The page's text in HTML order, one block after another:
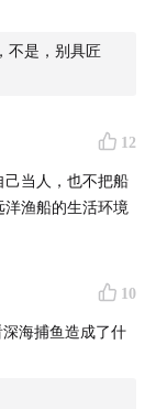
不是，别具匠
12
当人，也不把船
渔船的生活环境
10
海捕鱼造成了什